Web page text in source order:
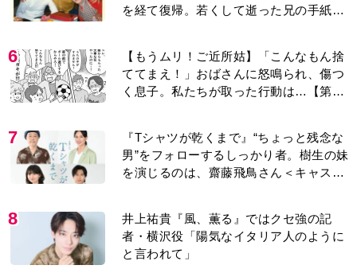
を経て復帰。若くして逝った兄の手紙を
6
【もうムリ！ご近所姑】「こんなもん捨
ててまえ！」おばさんに怒鳴られ、傷つ
く息子。私たちが取った行動は…【第3
7
『Tシャツが乾くまで』“ちょっと残念な
男”をフォローするしっかり者。樹生の妹
を演じるのは、齋藤飛鳥さん＜キャスト
8
井上祐貴『風、薫る』ではクセ強の記
者・横沢役「陽気なイタリア人のように
と言われて」